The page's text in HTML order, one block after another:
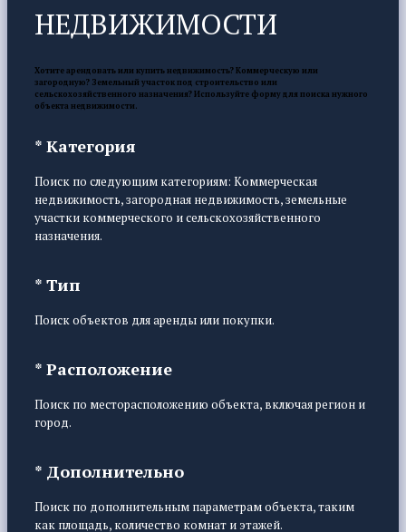
НЕДВИЖИМОСТИ
Хотите арендовать или купить недвижимость? Коммерческую или
загородную? Земельный участок под строительство или
сельскохозяйственного назначения? Используйте форму для поиска нужного
объекта недвижимости.
* Категория
Поиск по следующим категориям: Коммерческая
недвижимость, загородная недвижимость, земельные
участки коммерческого и сельскохозяйственного
назначения.
* Тип
Поиск объектов для аренды или покупки.
* Расположение
Поиск по месторасположению объекта, включая регион и
город.
* Дополнительно
Поиск по дополнительным параметрам объекта, таким
как площадь, количество комнат и этажей.